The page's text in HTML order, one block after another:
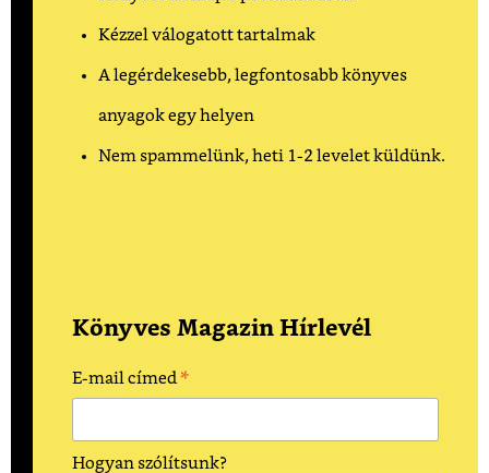
Kézzel válogatott tartalmak
A legérdekesebb, legfontosabb könyves
anyagok egy helyen
Nem spammelünk, heti 1-2 levelet küldünk.
Könyves Magazin Hírlevél
E-mail címed *
Hogyan szólítsunk?